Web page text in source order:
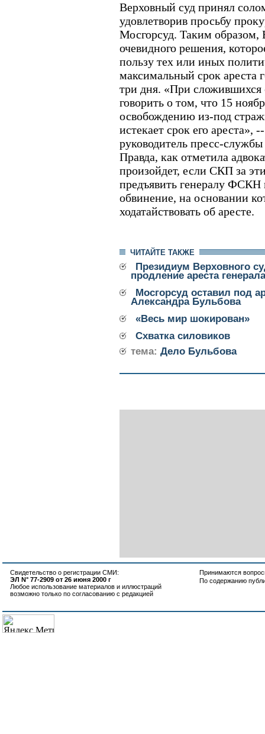
Верховный суд принял
удовлетворив просьбу
Мосгорсуд. Таким образом,
очевидного решения,
пользу тех или иных
максимальный срок ареста
три дня. «При сложившихся
говорить о том, что 15
освобождению из-под
истекает срок его ареста»,
руководитель пресс-
Правда, как отметила
произойдет, если СКП за
предъявить генералу ФСКН
обвинение, на основании
ходатайствовать об аресте.
ЧИТАЙТЕ ТАКЖЕ
Президиум Верховного
продление ареста
Мосгорсуд оставил под
Александра Бульбова
«Весь мир шокирован»
Схватка силовиков
тема: Дело Бульбова
Свидетельство о регистрации СМИ:
ЭЛ N° 77-2909 от 26 июня 2000 г
Любое использование материалов и иллюстраций
возможно только по согласованию с редакцией
Принимаются
По содержанию